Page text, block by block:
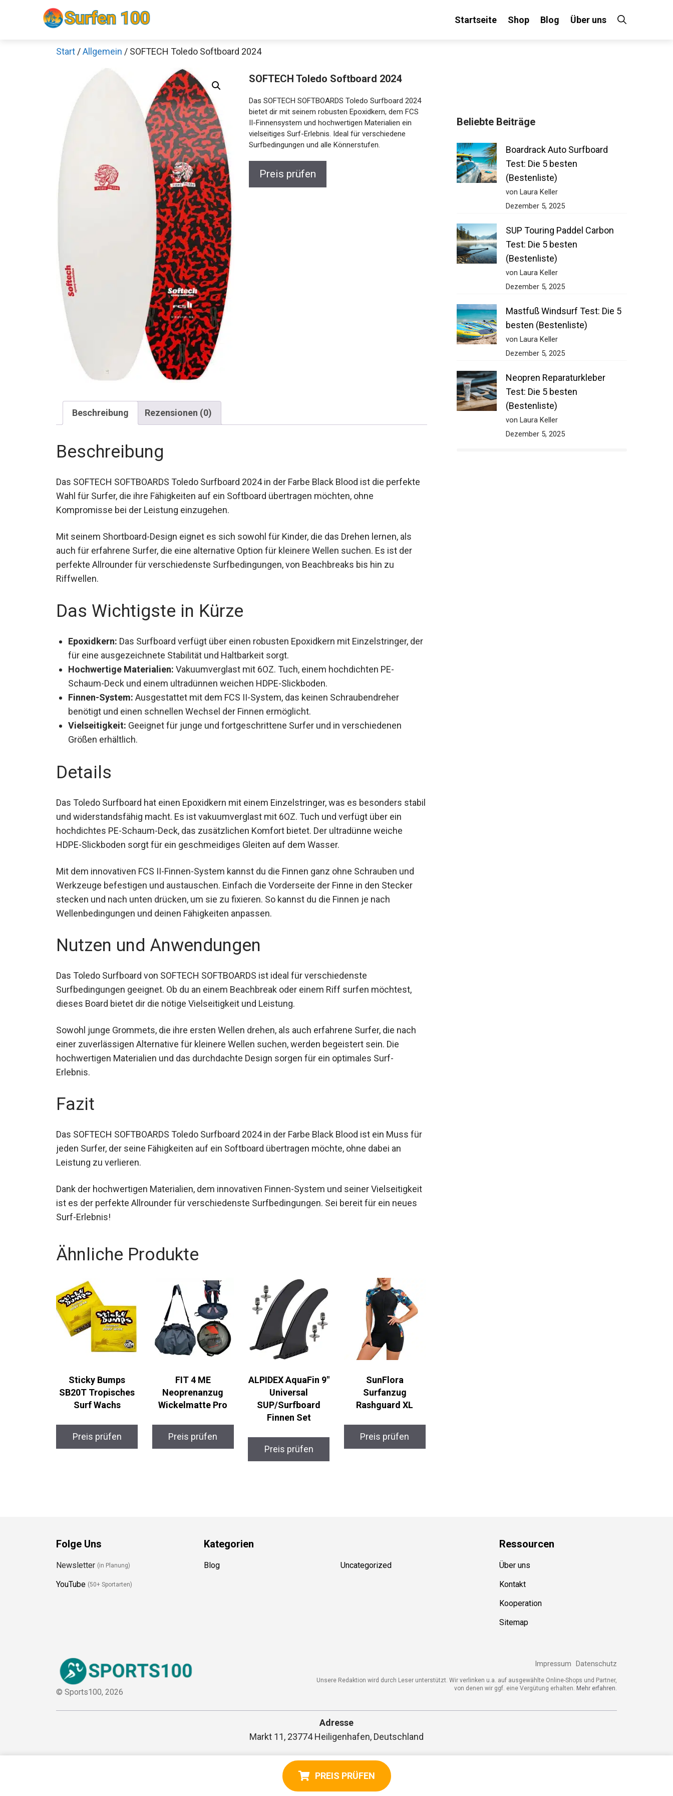
Startseite Shop Blog Über uns
Start /Allgemein / SOFTECH Toledo Softboard 2024
SOFTECH Toledo Softboard 2024
Das SOFTECH SOFTBOARDS Toledo Surfboard 2024
bietet dir mit seinem robusten Epoxidkern, dem FCS
II-Finnensystem und hochwertigen Materialien ein
vielseitiges Surf-Erlebnis. Ideal für verschiedene
Surfbedingungen und alle Könnerstufen.
Preis prüfen
Beschreibung Rezensionen (0)
Beschreibung
Das SOFTECH SOFTBOARDS Toledo Surfboard 2024 in der Farbe Black Blood ist die perfekte
Wahl für Surfer, die ihre Fähigkeiten auf ein Softboard übertragen möchten, ohne
Kompromisse bei der Leistung einzugehen.
Mit seinem Shortboard-Design eignet es sich sowohl für Kinder, die das Drehen lernen, als
auch für erfahrene Surfer, die eine alternative Option für kleinere Wellen suchen. Es ist der
perfekte Allrounder für verschiedenste Surfbedingungen, von Beachbreaks bis hin zu
Riffwellen.
Das Wichtigste in Kürze
Epoxidkern:
Das Surfboard verfügt über einen robusten Epoxidkern mit Einzelstringer,
der für eine ausgezeichnete Stabilität und Haltbarkeit sorgt.
Hochwertige Materialien:
Vakuumverglast mit 6OZ. Tuch, einem hochdichten PE-
Schaum-Deck und einem ultradünnen weichen HDPE-Slickboden.
Finnen-System:
Ausgestattet mit dem FCS II-System, das keinen Schraubendreher
benötigt und einen schnellen Wechsel der Finnen ermöglicht.
Vielseitigkeit: Geeignet für junge und fortgeschrittene Surfer und in verschiedenen
Größen erhältlich.
Details
Das Toledo Surfboard hat einen Epoxidkern mit einem Einzelstringer, was es besonders
stabil und widerstandsfähig macht. Es ist vakuumverglast mit 6OZ. Tuch und verfügt über
ein hochdichtes PE-Schaum-Deck, das zusätzlichen Komfort bietet. Der ultradünne weiche
HDPE-Slickboden sorgt für ein geschmeidiges Gleiten auf dem Wasser.
Mit dem innovativen FCS II-Finnen-System kannst du die Finnen ganz ohne Schrauben und
Werkzeuge befestigen und austauschen. Einfach die Vorderseite der Finne in den Stecker
stecken und nach unten drücken, um sie zu fixieren. So kannst du die Finnen je nach
Wellenbedingungen und deinen Fähigkeiten anpassen.
Nutzen und Anwendungen
Das Toledo Surfboard von SOFTECH SOFTBOARDS ist ideal für verschiedenste
Surfbedingungen geeignet. Ob du an einem Beachbreak oder einem Riff surfen möchtest,
dieses Board bietet dir die nötige Vielseitigkeit und Leistung.
Sowohl junge Grommets, die ihre ersten Wellen drehen, als auch erfahrene Surfer, die nach
einer zuverlässigen Alternative für kleinere Wellen suchen, werden begeistert sein. Die
hochwertigen Materialien und das durchdachte Design sorgen für ein optimales Surf-
Erlebnis.
Fazit
Das SOFTECH SOFTBOARDS Toledo Surfboard 2024 in der Farbe Black Blood ist ein Muss
für jeden Surfer, der seine Fähigkeiten auf ein Softboard übertragen möchte, ohne dabei an
Leistung zu verlieren.
Dank der hochwertigen Materialien, dem innovativen Finnen-System und seiner
Vielseitigkeit ist es der perfekte Allrounder für verschiedenste Surfbedingungen. Sei bereit
für ein neues Surf-Erlebnis!
Ähnliche Produkte
Sticky Bumps
SB20T Tropisches
Surf Wachs
Preis prüfen
FIT 4 ME
Neoprenanzug
Wickelmatte Pro
Preis prüfen
ALPIDEX AquaFin
9″ Universal
SUP/Surfboard
Finnen Set
Preis prüfen
SunFlora
Surfanzug
Rashguard XL
Preis prüfen
PREIS PRÜFEN
Beliebte Beiträge
Boardrack Auto Surfboard
Test: Die 5 besten
(Bestenliste)
von Laura Keller
Dezember 5, 2025
SUP Touring Paddel Carbon
Test: Die 5 besten
(Bestenliste)
von Laura Keller
Dezember 5, 2025
Mastfuß Windsurf Test: Die 5
besten (Bestenliste)
von Laura Keller
Dezember 5, 2025
Neopren Reparaturkleber
Test: Die 5 besten
(Bestenliste)
von Laura Keller
Dezember 5, 2025
Folge Uns Kategorien Ressource
Über uns
© Sports100,
von denen wir ggf. eine Vergütung erhalten.Mehr erfahren.
Adresse
Markt 11, 23774 Heiligenhafen, Deutschland
Decathlon Sale
Schaue dir jetzt die meistverkauften Produkte im Sale bei Decathlon an!
Jetzt anschauen